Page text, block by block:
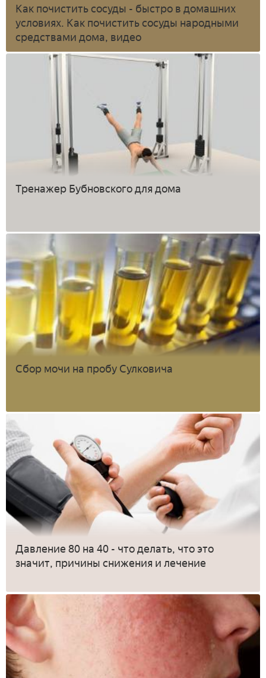
Как почистить сосуды - быстро в домашних
условиях. Как почистить сосуды народными
средствами дома, видео
Тренажер Бубновского для дома
Сбор мочи на пробу Сулковича
Давление 80 на 40 - что делать, что это
значит, причины снижения и лечение